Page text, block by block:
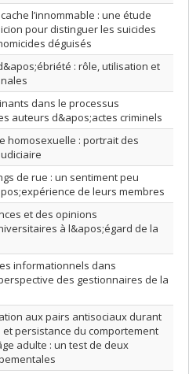
l’innommable : une étude
pour distinguer les suicides
déguisés
: rôle, utilisation et
dans le processus
auteurs d&apos;actes criminels
homosexuelle : portrait des
de rue : un sentiment peu
de leurs membres
et des opinions
à l&apos;égard de la
informationnels dans
des gestionnaires de la
aux pairs antisociaux durant
persistance du comportement
adulte : un test de deux